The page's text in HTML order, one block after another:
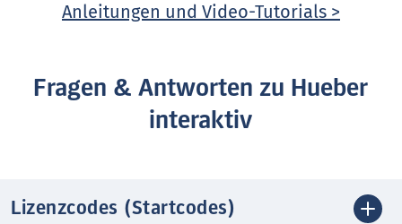
Anleitungen und Video-Tutorials >
Fragen & Antworten zu Hueber
interaktiv
Lizenzcodes (Startcodes)